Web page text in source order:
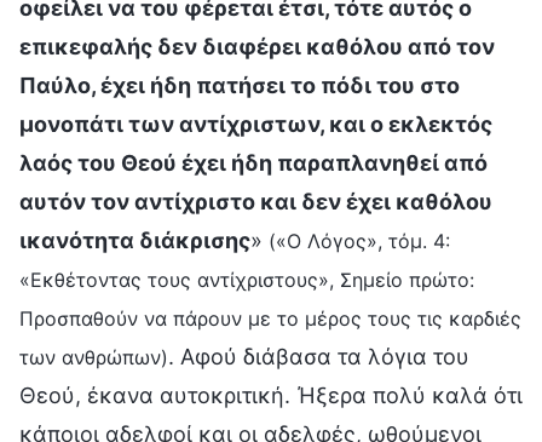
οφείλει να του φέρεται έτσι, τότε αυτός ο
επικεφαλής δεν διαφέρει καθόλου από τον
Παύλο, έχει ήδη πατήσει το πόδι του στο
μονοπάτι των αντίχριστων, και ο εκλεκτός
λαός του Θεού έχει ήδη παραπλανηθεί από
αυτόν τον αντίχριστο και δεν έχει καθόλου
ικανότητα διάκρισης» («Ο Λόγος», τόμ. 4:
«Εκθέτοντας τους αντίχριστους», Σημείο πρώτο:
Προσπαθούν να πάρουν με το μέρος τους τις καρδιές
των ανθρώπων). Αφού διάβασα τα λόγια του
Θεού, έκανα αυτοκριτική. Ήξερα πολύ καλά ότι
κάποιοι αδελφοί και οι αδελφές, ωθούμενοι